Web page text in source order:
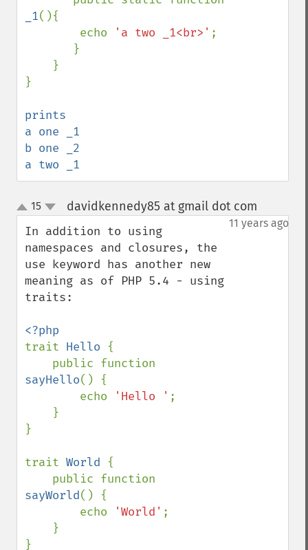
_1(){
        echo
'a two _1<br>' ;
}
prints
a one _1
b one _2
a two _1
up
down
15 davidkennedy85 at gmail dot com
11 years ago
In addition to using
namespaces and closures, the
use keyword has another new
meaning as of PHP 5.4 - using
traits:
trait Hello {
sayHello() {
        echo
'Hello ' ;
}
trait World {
sayWorld() {
        echo
'World' ;
}